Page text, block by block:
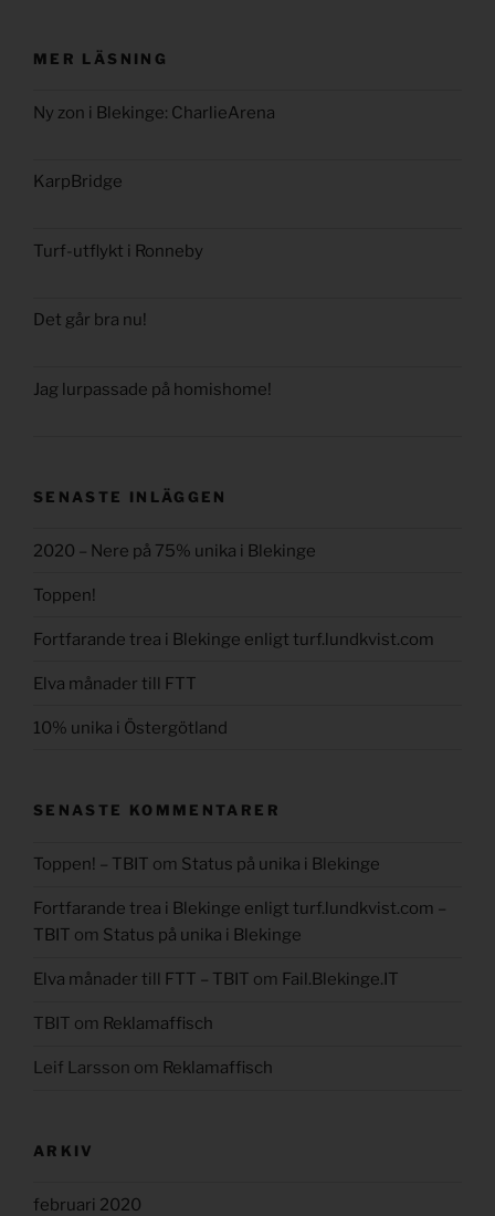
MER LÄSNING
Ny zon i Blekinge: CharlieArena
KarpBridge
Turf-utflykt i Ronneby
Det går bra nu!
Jag lurpassade på homishome!
SENASTE INLÄGGEN
2020 – Nere på 75% unika i Blekinge
Toppen!
Fortfarande trea i Blekinge enligt turf.lundkvist.com
Elva månader till FTT
10% unika i Östergötland
SENASTE KOMMENTARER
Toppen! – TBIT om Status på unika i Blekinge
Fortfarande trea i Blekinge enligt turf.lundkvist.com –
TBIT om Status på unika i Blekinge
Elva månader till FTT – TBIT om Fail.Blekinge.IT
TBIT om Reklamaffisch
Leif Larsson om Reklamaffisch
ARKIV
februari 2020